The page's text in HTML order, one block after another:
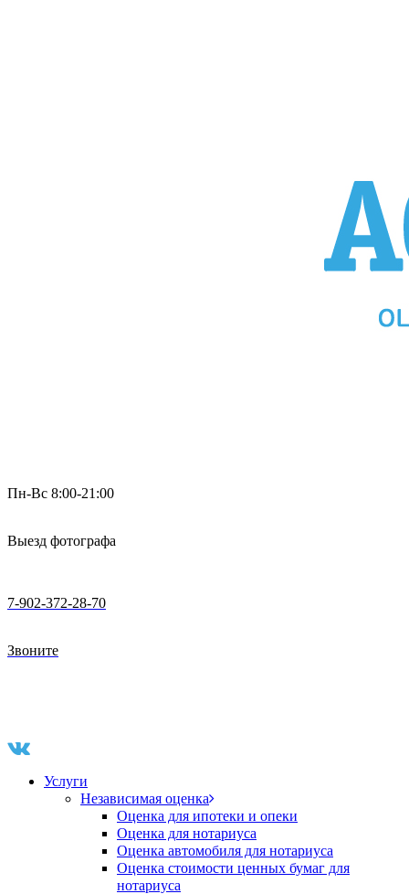
Пн-Вс 8:00-21:00
Выезд фотографа
7-902-372-28-70
Звоните
Услуги
Независимая оценка
Оценка для ипотеки и опеки
Оценка для нотариуса
Оценка автомобиля для нотариуса
Оценка стоимости ценных бумаг для
нотариуса